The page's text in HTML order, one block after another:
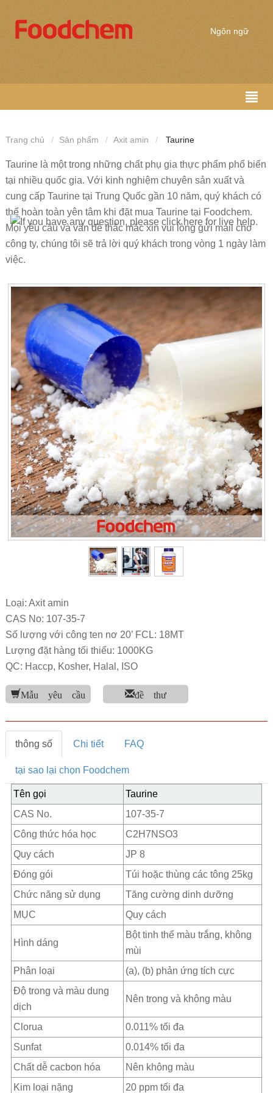
Ngôn ngữ
Trang chủ Sản phẩm Axit amin Taurine
Taurine là một trong những chất phụ gia thực phẩm phổ biến
tại nhiều quốc gia. Với kinh nghiệm chuyên sản xuất và
cung cấp Taurine tại Trung Quốc gần 10 năm, quý khách có
thể hoàn toàn yên tâm khi đặt mua Taurine tại Foodchem.
Mọi yêu cầu và vấn đề thắc mắc xin vui lòng gửi mail cho
công ty, chúng tôi sẽ trả lời quý khách trong vòng 1 ngày làm
việc.
Loại: Axit amin
CAS No: 107-35-7
Số lượng với công ten nơ 20’ FCL: 18MT
Lượng đặt hàng tối thiểu: 1000KG
QC: Haccp, Kosher, Halal, ISO
Mẫu yêu cầu đề thư
thông số Chi tiết FAQ
tại sao lại chọn Foodchem
Tên gọi
Taurine
CAS No.
107-35-7
Công thức hóa học
C2H7NSO3
Quy cách
JP 8
Đóng gói
Túi hoặc thùng các tông 25kg
Chức năng sử dụng
Tăng cường dinh dưỡng
MỤC
Quy cách
Hình dáng
Bột tinh thể màu trắng, không
mùi
Phân loại
(a), (b) phản ứng tích cực
Độ trong và màu dung
dịch
Nên trong và không màu
Clorua
0.011% tối đa
Sunfat
0.014% tối đa
Chất dễ cacbon hóa
Nên không màu
Kim loại nặng
20 ppm tối đa